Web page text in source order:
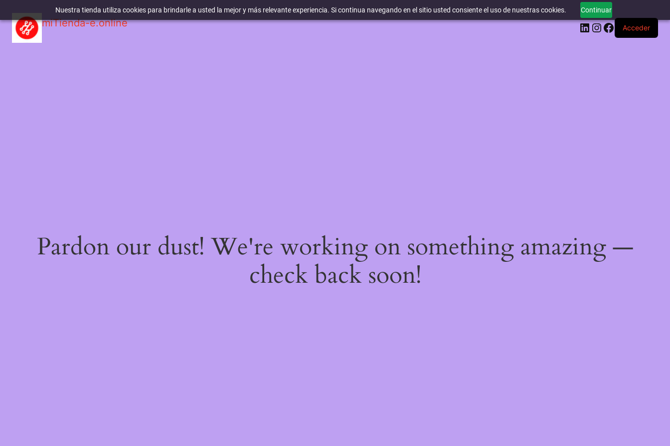
Nuestra tienda utiliza cookies para brindarle a usted la mejor y más relevante experiencia. Si continua navegando en el sitio usted consiente el uso de nuestras cookies. Continuar
miTienda-e.online LinkedIn
Instagram
Facebook
Acceder
Pardon our dust! We're working on something amazing —
check back soon!